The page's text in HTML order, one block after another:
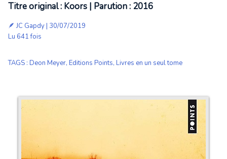
Titre original : Koors | Parution : 2016
🪶JC Gapdy| 30/07/2019
Lu 641 fois
TAGS : Deon Meyer, Editions Points, Livres en un seul tome